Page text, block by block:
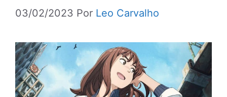
03/02/2023 Por Leo Carvalho